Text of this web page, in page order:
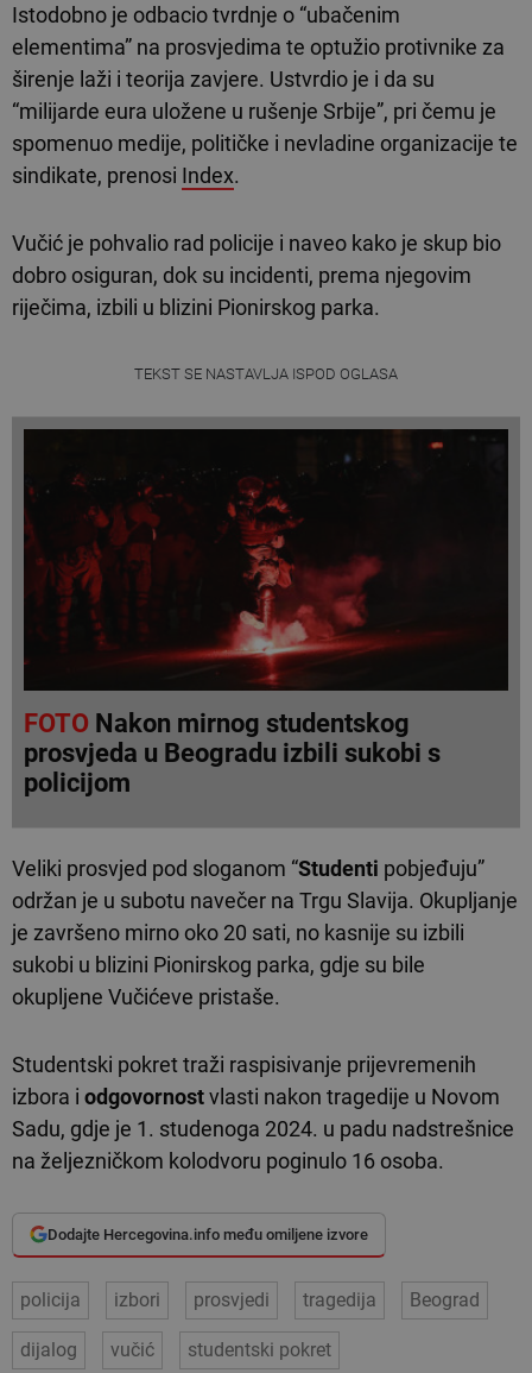
Istodobno je odbacio tvrdnje o “ubačenim
elementima” na prosvjedima te optužio protivnike za
širenje laži i teorija zavjere. Ustvrdio je i da su
“milijarde eura uložene u rušenje Srbije”, pri čemu je
spomenuo medije, političke i nevladine organizacije te
sindikate, prenosi Index.
Vučić je pohvalio rad policije i naveo kako je skup bio
dobro osiguran, dok su incidenti, prema njegovim
riječima, izbili u blizini Pionirskog parka.
TEKST SE NASTAVLJA ISPOD OGLASA
FOTONakon mirnog studentskog
prosvjeda u Beogradu izbili sukobi s
policijom
Veliki prosvjed pod sloganom “Studenti pobjeđuju”
održan je u subotu navečer na Trgu Slavija. Okupljanje
je završeno mirno oko 20 sati, no kasnije su izbili
sukobi u blizini Pionirskog parka, gdje su bile
okupljene Vučićeve pristaše.
Studentski pokret traži raspisivanje prijevremenih
izbora i odgovornostvlasti nakon tragedije u Novom
Sadu, gdje je 1. studenoga 2024. u padu nadstrešnice
na željezničkom kolodvoru poginulo 16 osoba.
Dodajte Hercegovina.info među omiljene izvore
policija izbori prosvjedi tragedija Beograd
dijalog vučić studentski pokret